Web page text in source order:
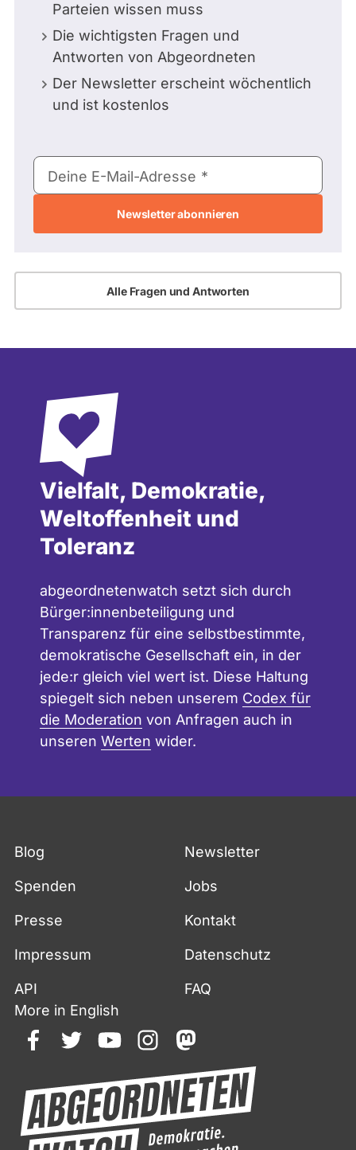
Parteien wissen muss
Die wichtigsten Fragen und
Antworten von Abgeordneten
Der Newsletter erscheint wöchentlich
und ist kostenlos
E-
Mail-
Deine E-Mail-Adresse
Alle Fragen und Antworten
Vielfalt, Demokratie,
Weltoffenheit und
Toleranz
abgeordnetenwatch setzt sich durch
Bürger:innenbeteiligung und
Transparenz für eine selbstbestimmte,
demokratische Gesellschaft ein, in der
jede:r gleich viel wert ist. Diese Haltung
spiegelt sich neben unserem Codex für
die Moderation von Anfragen auch in
unseren Werten wider.
Blog Newsletter
Spenden Jobs
Presse Kontakt
Impressum Datenschutz
API
FAQ
More in English
facebooktwitteryoutubeinstagrammastodon